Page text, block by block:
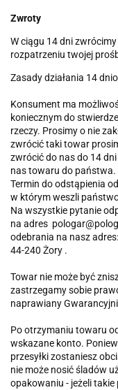
Zwroty
W ciągu 14 dni
rozpatrzeniu twojej
Zasady działania 14
Konsument ma
koniecznym do
rzeczy. Prosimy o nie
zwrócić taki towar
zwrócić do nas do 14
nas towaru do państwa.
Termin do odstąpienia
w którym weszli
Na wszystkie pytanie
na adres
odebrania na nasz
44-240 Żory .
Towar nie może być
zastrzegamy sobie
naprawiany
Po otrzymaniu towaru
wskazane konto.
przesyłki zostaniesz
nie może nosić śladów
opakowaniu - jeżeli